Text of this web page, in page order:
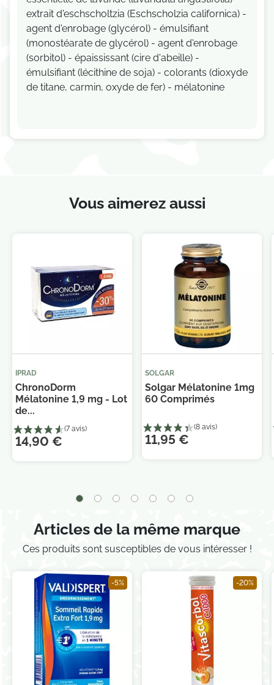
extrait d'eschscholtzia (Eschscholzia californica) -
agent d'enrobage (glycérol) - émulsifiant
(monostéarate de glycérol) - agent d'enrobage
(sorbitol) - épaississant (cire d'abeille) -
émulsifiant (lécithine de soja) - colorants (dioxyde
de titane, carmin, oxyde de fer) - mélatonine
Vous aimerez aussi
IPRAD
ChronoDorm
Mélatonine 1,9 mg - Lot
de...
14,90 €
SOLGAR
Solgar Mélatonine 1mg
60 Comprimés
11,95 €
Articles de la même marque
Ces produits sont susceptibles de vous intéresser !
-5% -20%
confidentialité.